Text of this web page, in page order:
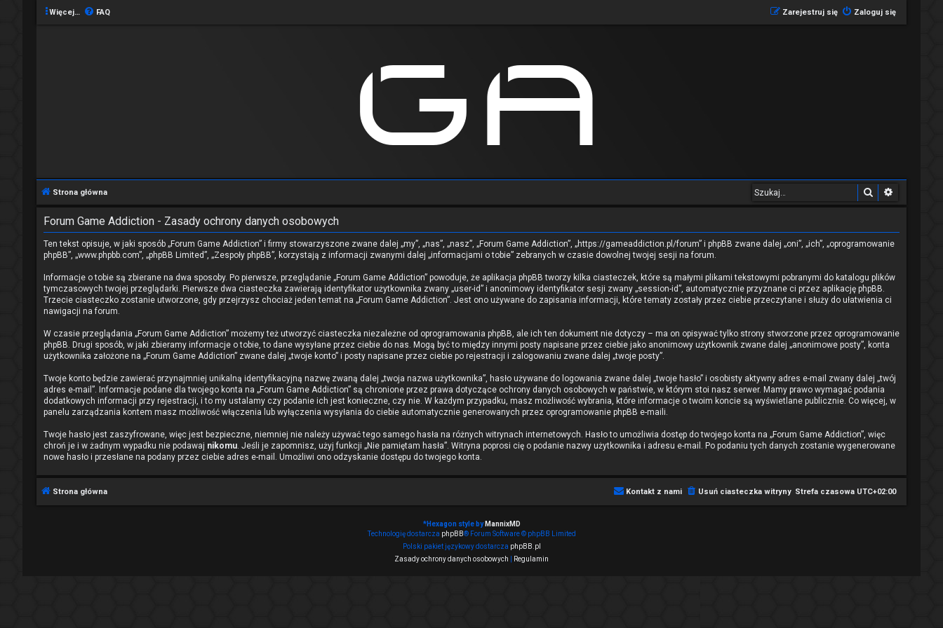
Więcej… FAQ Zaloguj się
Zarejestruj się
Strona główna Szukaj
Forum Game Addiction - Zasady ochrony danych osobowych
Ten tekst opisuje, w jaki sposób „Forum Game Addiction” i firmy stowarzyszone zwane dalej „my”, „nas”, „nasz”, „Forum Game Addiction”, „https://gameaddiction.pl/forum” i phpBB zwane dalej „oni”, „ich”, „oprogramowanie
phpBB”, „www.phpbb.com”, „phpBB Limited”, „Zespoły phpBB”, korzystają z informacji zwanymi dalej „informacjami o tobie” zebranych w czasie dowolnej twojej sesji na forum.
Informacje o tobie są zbierane na dwa sposoby. Po pierwsze, przeglądanie „Forum Game Addiction” powoduje, że aplikacja phpBB tworzy kilka ciasteczek, które są małymi plikami tekstowymi pobranymi do katalogu plików
tymczasowych twojej przeglądarki. Pierwsze dwa ciasteczka zawierają identyfikator użytkownika zwany „user-id” i anonimowy identyfikator sesji zwany „session-id”, automatycznie przyznane ci przez aplikację phpBB.
Trzecie ciasteczko zostanie utworzone, gdy przejrzysz chociaż jeden temat na „Forum Game Addiction”. Jest ono używane do zapisania informacji, które tematy zostały przez ciebie przeczytane i służy do ułatwienia ci
nawigacji na forum.
W czasie przeglądania „Forum Game Addiction” możemy też utworzyć ciasteczka niezależne od oprogramowania phpBB, ale ich ten dokument nie dotyczy – ma on opisywać tylko strony stworzone przez oprogramowanie
phpBB. Drugi sposób, w jaki zbieramy informacje o tobie, to dane wysyłane przez ciebie do nas. Mogą być to między innymi posty napisane przez ciebie jako anonimowy użytkownik zwane dalej „anonimowe posty”, konta
użytkownika założone na „Forum Game Addiction” zwane dalej „twoje konto” i posty napisane przez ciebie po rejestracji i zalogowaniu zwane dalej „twoje posty”.
Twoje konto będzie zawierać przynajmniej unikalną identyfikacyjną nazwę zwaną dalej „twoja nazwa użytkownika”, hasło używane do logowania zwane dalej „twoje hasło” i osobisty aktywny adres e-mail zwany dalej „twój
adres e-mail”. Informacje podane dla twojego konta na „Forum Game Addiction” są chronione przez prawa dotyczące ochrony danych osobowych w państwie, w którym stoi nasz serwer. Mamy prawo wymagać podania
dodatkowych informacji przy rejestracji, i to my ustalamy czy podanie ich jest konieczne, czy nie. W każdym przypadku, masz możliwość wybrania, które informacje o twoim koncie są wyświetlane publicznie. Co więcej, w
panelu zarządzania kontem masz możliwość włączenia lub wyłączenia wysyłania do ciebie automatycznie generowanych przez oprogramowanie phpBB e-maili.
Twoje hasło jest zaszyfrowane, więc jest bezpieczne, niemniej nie należy używać tego samego hasła na różnych witrynach internetowych. Hasło to umożliwia dostęp do twojego konta na „Forum Game Addiction”, więc
chroń je i w żadnym wypadku nie podawaj nikomu. Jeśli je zapomnisz, użyj funkcji „Nie pamiętam hasła”. Witryna poprosi cię o podanie nazwy użytkownika i adresu e-mail. Po podaniu tych danych zostanie wygenerowane
nowe hasło i przesłane na podany przez ciebie adres e-mail. Umożliwi ono odzyskanie dostępu do twojego konta.
Strona główna Strefa czasowa UTC+02:00
Usuń ciasteczka witryny
Kontakt z nami
*Hexagon style by MannixMD
Technologię dostarcza phpBB® Forum Software © phpBB Limited
Polski pakiet językowy dostarcza phpBB.pl
Zasady ochrony danych osobowych
Regulamin